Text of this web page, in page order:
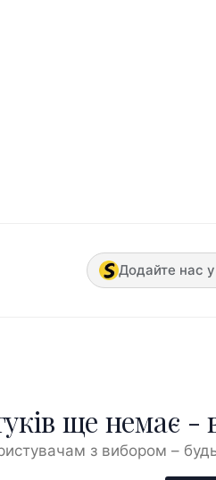
Додайте нас
ще немає
з вибором –